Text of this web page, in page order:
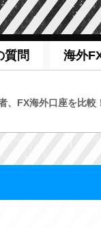
問 海外
、FX海外口座を比較